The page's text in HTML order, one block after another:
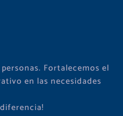
Fortalecemos el
en las necesidades